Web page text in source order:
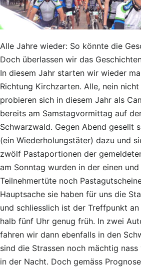
Alle Jahre wieder: So könnte die
Doch überlassen wir das
In diesem Jahr starten wir wieder
Richtung Kirchzarten. Alle, nein
probieren sich in diesem Jahr als
bereits am Samstagvormittag auf
Schwarzwald. Gegen Abend gesellt
(ein Wiederholungstäter) dazu und
zwölf Pastaportionen der
am Sonntag wurden in der einen und
Teilnehmertüte noch
Hauptsache sie haben für uns die
und schliesslich ist der Treffpunkt
halb fünf Uhr genug früh. In zwei
fahren wir dann ebenfalls in den
sind die Strassen noch mächtig
in der Nacht. Doch gemäss